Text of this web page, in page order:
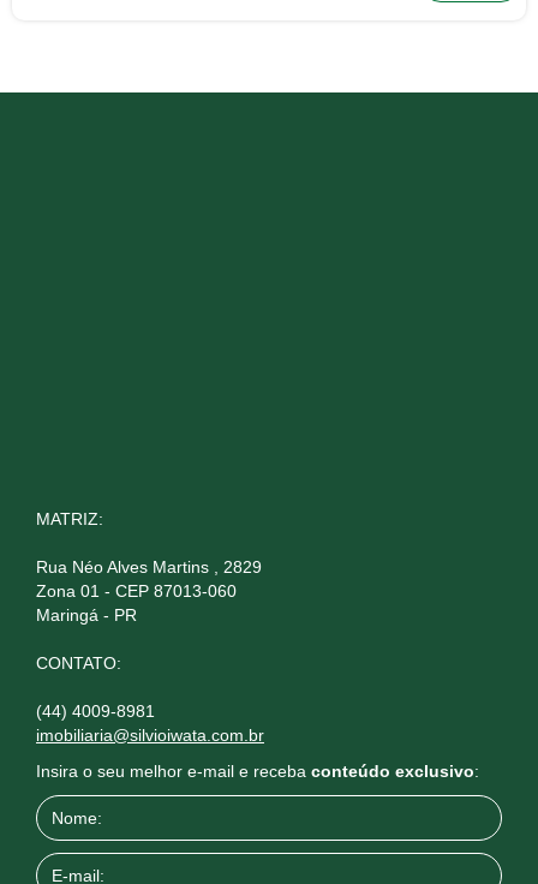
MATRIZ:
Rua Néo Alves Martins , 2829
Zona 01 - CEP 87013-060
Maringá - PR
CONTATO:
(44) 4009-8981
imobiliaria@silvioiwata.com.br
Insira o seu melhor e-mail e receba conteúdo exclusivo: